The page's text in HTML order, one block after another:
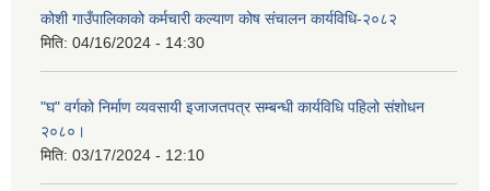
कोशी गाउँपालिकाको कर्मचारी कल्याण कोष संचालन कार्यविधि-२०८२
मिति: 04/16/2024 - 14:30
"घ" वर्गको निर्माण व्यवसायी इजाजतपत्र सम्बन्धी कार्यविधि पहिलो संशोधन
२०८०।
मिति: 03/17/2024 - 12:10